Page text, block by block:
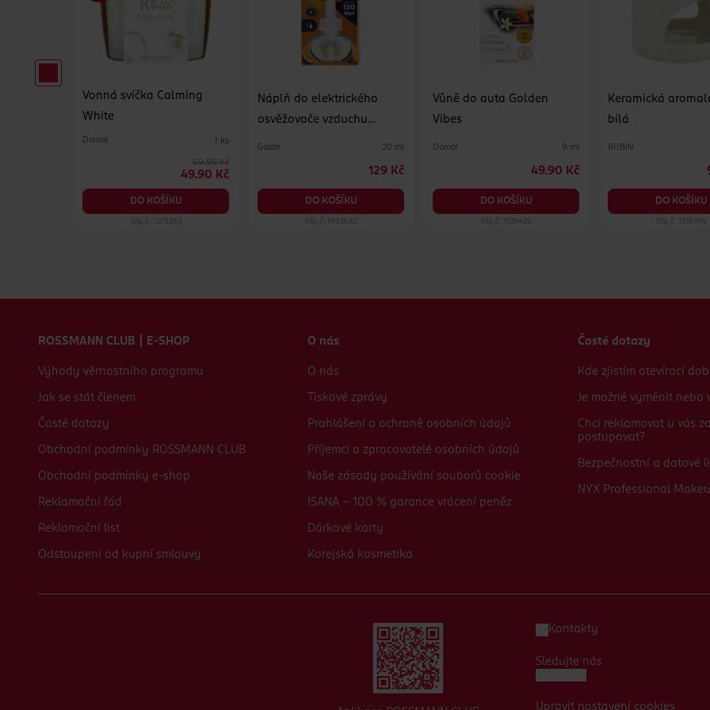
Vonná svíčka Calming
White
Domol 1 ks
69.90 Kč
49.90 Kč
DO KOŠÍKU
Obj. č.: 1279283
Náplň do elektrického
osvěžovače vzduchu
Glade 20 ml
129 Kč
DO KOŠÍKU
Obj. č.: 1492682
Vůně do auta Golden
Vibes
Domol 9 ml
49.90 Kč
DO KOŠÍKU
Obj. č.: 1535426
Keramická
bílá
RUBIN
DO KOŠÍKU
ROSSMANN CLUB | E-SHOP
Výhody věrnostního programu
Jak se stát členem
Časté dotazy
Obchodní podmínky ROSSMANN CLUB
Obchodní podmínky e-shop
Reklamační řád
Reklamační list
Odstoupení od kupní smlouvy
O nás
O nás
Tiskové zprávy
Prohlášení o ochraně osobních údajů
Příjemci a zpracovatelé osobních údajů
Naše zásady používání souborů cookie
ISANA - 100 % garance vrácení peněz
Dárkové karty
Korejská kosmetika
Časté dotazy
Kde zjistím otevírací
Je možné vyměnit nebo
Chci reklamovat u vás
postupovat?
Bezpečnostní a datové
NYX Professional
Kontakty
Sledujte nás
Upravit nastavení cookies